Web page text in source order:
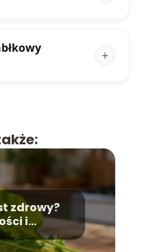
zdrowy?
i